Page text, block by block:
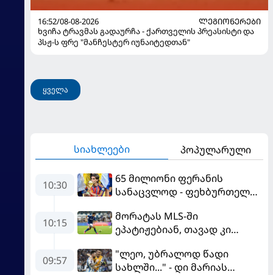
16:52/08-08-2026
ᲚᲔᲒᲘᲝᲜᲔᲠᲔᲑᲘ
ხვიჩა ტრავმას გადაურჩა - ქართველის პრეასისტი და
პსჟ-ს ფრე "მანჩესტერ იუნაიტედთან"
ყველა
სიახლეები პოპულარული
10:30
65 მილიონი ფერანის
სანაცვლოდ - ფეხბურთელს
სოლიდური თანხის მიღებას
გეგმავს
10:15
მორატას MLS-ში
ეპატიჟებიან, თავად კი
გადაწყვეტილებას ელის
09:57
"ლეო, უბრალოდ წადი
სახლში..." - დი მარიას